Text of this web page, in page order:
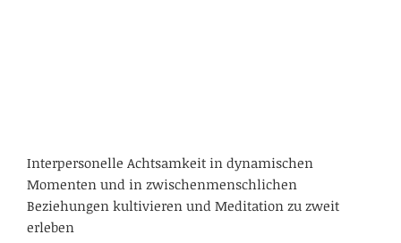
Interpersonelle Achtsamkeit in dynamischen
Momenten und in zwischenmenschlichen
Beziehungen kultivieren und Meditation zu zweit
erleben